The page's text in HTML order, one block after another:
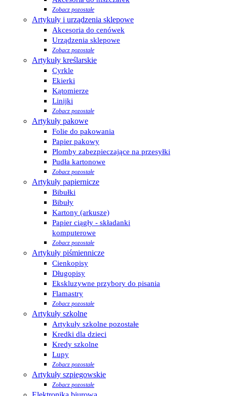
Zobacz pozostałe
Artykuły i urządzenia sklepowe
Akcesoria do cenówek
Urządzenia sklepowe
Zobacz pozostałe
Artykuły kreślarskie
Cyrkle
Ekierki
Kątomierze
Linijki
Zobacz pozostałe
Artykuły pakowe
Folie do pakowania
Papier pakowy
Plomby zabezpieczające na przesyłki
Pudła kartonowe
Zobacz pozostałe
Artykuły papiernicze
Bibułki
Bibuły
Kartony (arkusze)
Papier ciągły - składanki
komputerowe
Zobacz pozostałe
Artykuły piśmiennicze
Cienkopisy
Długopisy
Ekskluzywne przybory do pisania
Flamastry
Zobacz pozostałe
Artykuły szkolne
Artykuły szkolne pozostałe
Kredki dla dzieci
Kredy szkolne
Lupy
Zobacz pozostałe
Artykuły szpiegowskie
Zobacz pozostałe